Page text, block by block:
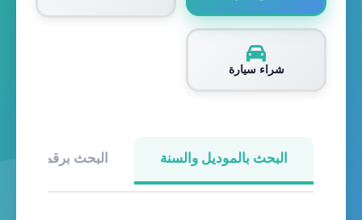
شراء سيارة
البحث بالموديل والسنة البحث برقم الهيكل